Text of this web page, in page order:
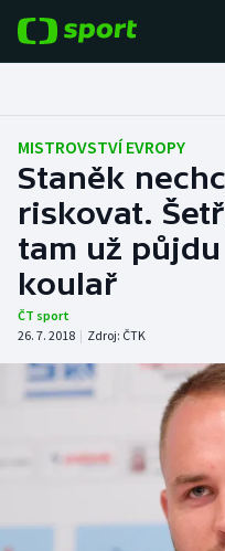
Fotbal
Hokej
Tenis
Atletika
DALŠÍ SPORTY
Americký fotbal
Baseball a softbal
NEPŘEHLÉDNĚTE
MISTROVSTVÍ EVROPY
Staněk
riskovat.
tam už
koulař
ČT sport
26. 7. 2018 | Zdroj: ČTK